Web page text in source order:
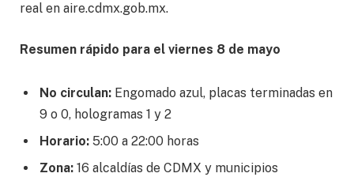
real en aire.cdmx.gob.mx.
Resumen rápido para el viernes 8 de mayo
No circulan: Engomado azul, placas terminadas en
9 o 0, hologramas 1 y 2
Horario: 5:00 a 22:00 horas
Zona: 16 alcaldías de CDMX y municipios